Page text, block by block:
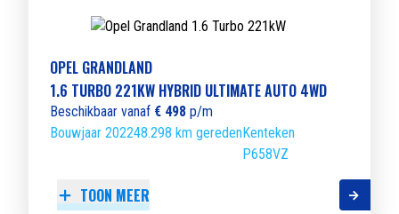
OPEL GRANDLAND
1.6 TURBO 221KW HYBRID ULTIMATE AUTO 4WD
Beschikbaar vanaf € 498 p/m
Bouwjaar 202248.298 km geredenKenteken
P658VZ
TOON MEER